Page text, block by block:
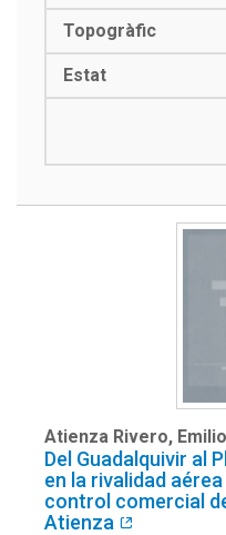
Atienza Rivero, Emilio
Del Guadalquivir al
en la rivalidad
control comercial
Atienza